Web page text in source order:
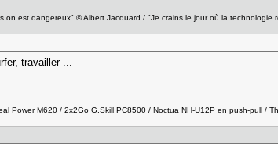
est dangereux" © Albert Jacquard / "Je crains le jour où la
travailler ...
Power M620 / 2x2Go G.Skill PC8500 / Noctua NH-U12P en push-pull /